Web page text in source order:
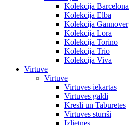
Kolekcija Barcelona
Kolekcija Elba
Kolekcija Gannover
Kolekcija Lora
Kolekcija Torino
Kolekcija Trio
Kolekcija Viva
Virtuve
Virtuve
Virtuves iekārtas
Virtuves galdi
Krēsli un Taburetes
Virtuves stūrīši
Izlietnes